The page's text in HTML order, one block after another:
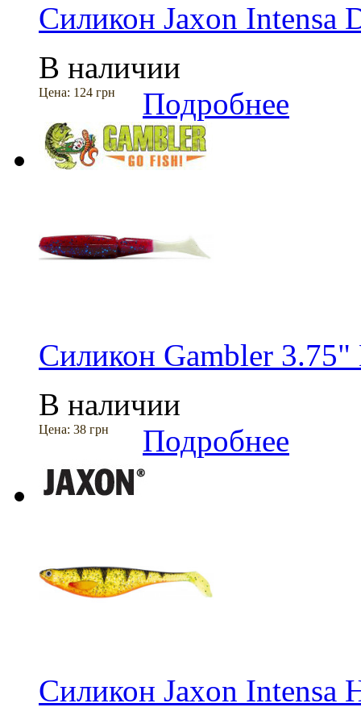
Силикон Jaxon Intensa
В наличии
Цена: 124 грн Подробнее
Силикон Gambler
В наличии
Цена: 38 грн Подробнее
Силикон Jaxon Intensa